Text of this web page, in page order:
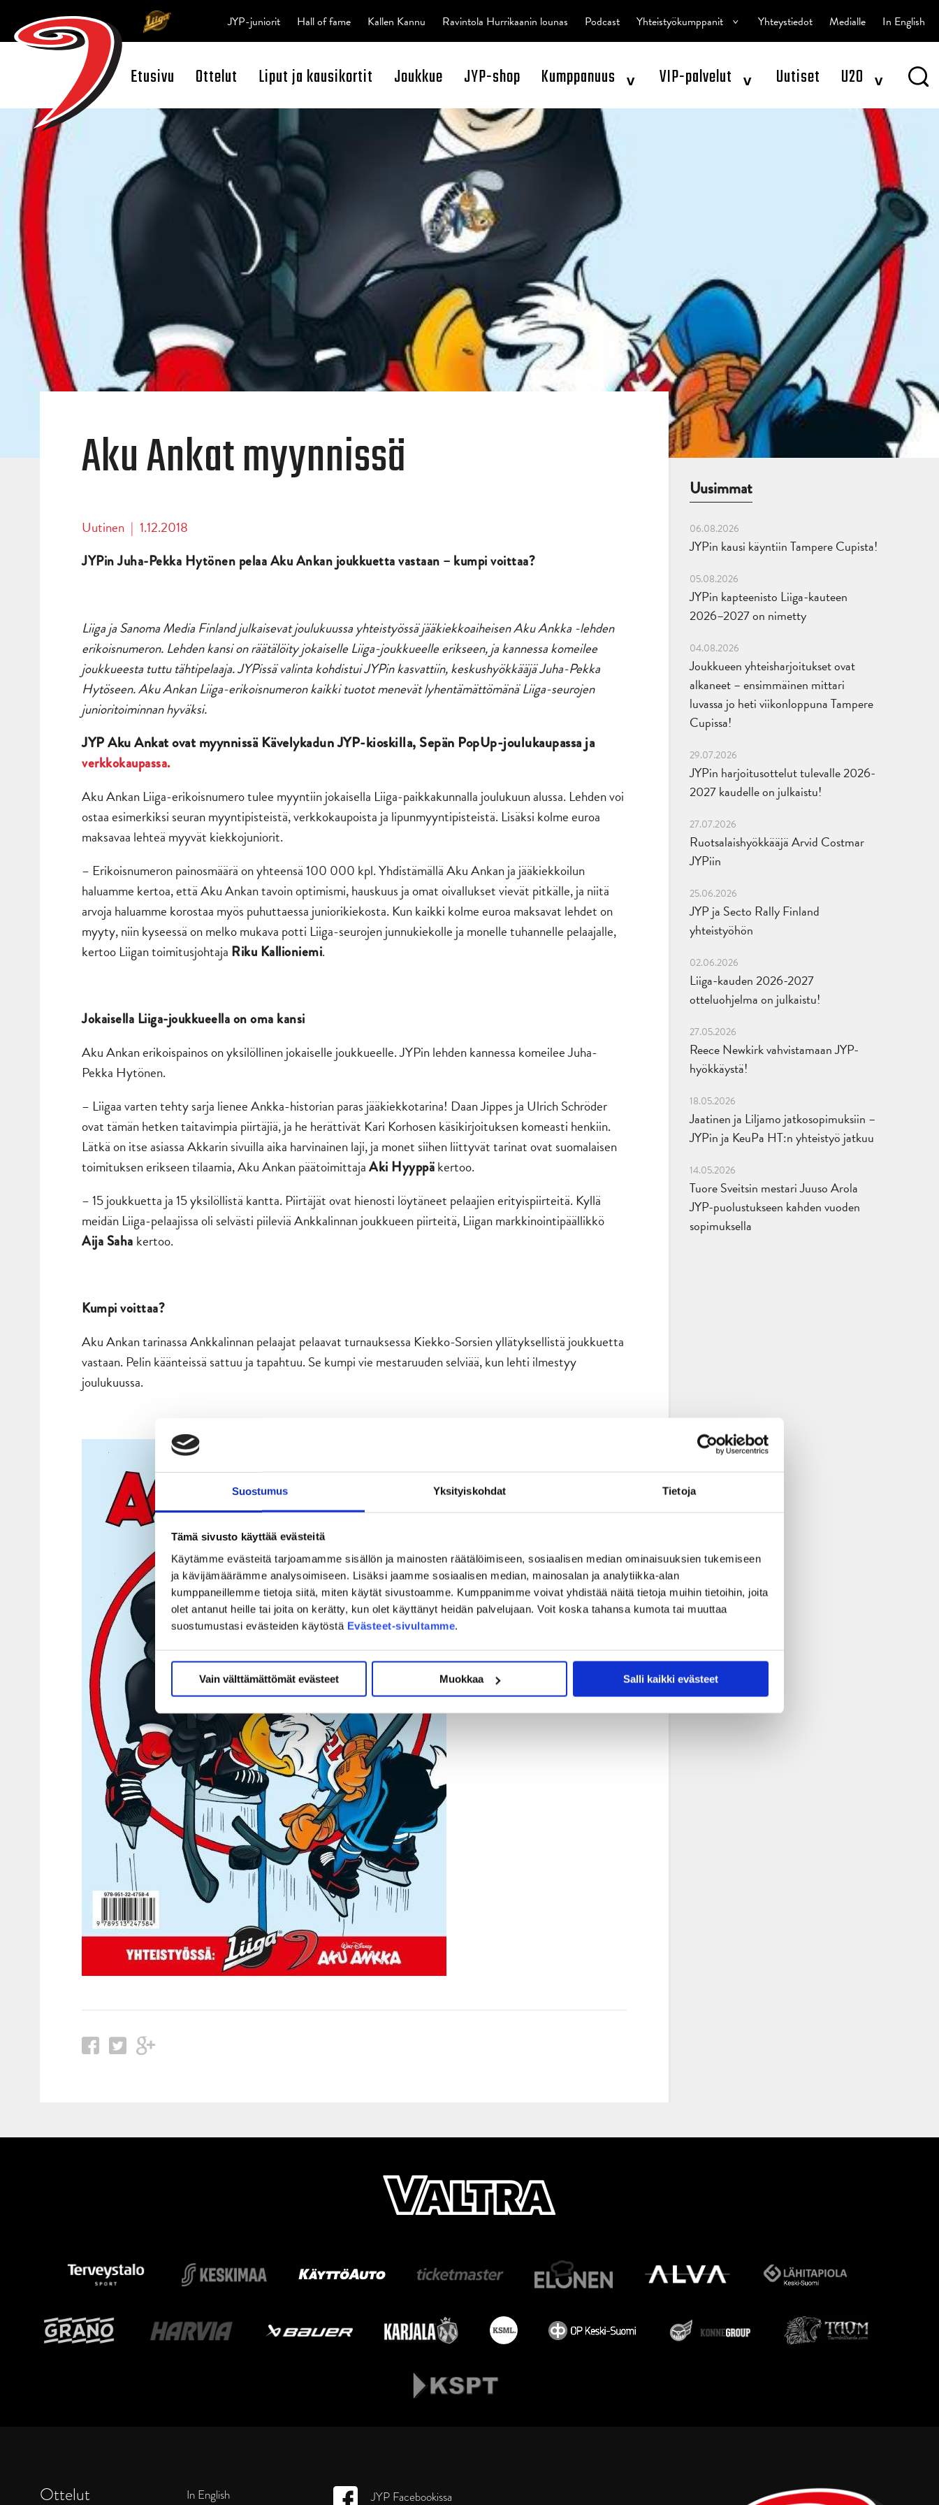
Suostumus Yksityiskohdat Tietoja
Tämä sivusto käyttää evästeitä
Käytämme evästeitä tarjoamamme sisällön ja mainosten räätälöimiseen, sosiaalisen median ominaisuuksien tukemiseen
ja kävijämäärämme analysoimiseen. Lisäksi jaamme sosiaalisen median, mainosalan ja analytiikka-alan
kumppaneillemme tietoja siitä, miten käytät sivustoamme. Kumppanimme voivat yhdistää näitä tietoja muihin tietoihin, joita
olet antanut heille tai joita on kerätty, kun olet käyttänyt heidän palvelujaan. Voit koska tahansa kumota tai muuttaa
suostumustasi evästeiden käytöstä Evästeet-sivultamme.
Vain välttämättömät evästeet Muokkaa Salli kaikki evästeet
Open Search
Etusivu Ottelut Liput ja kausikortit Joukkue JYP-shop Kumppanuus ^ VIP-palvelut ^ Uutiset U20 ^
JYP-juniorit Hall of fame Kallen Kannu Ravintola Hurrikaanin lounas Podcast Yhteistyökumppanit ^ Yhteystiedot Medialle In English
Aku Ankat myynnissä
Uutinen | 1.12.2018
JYPin Juha-Pekka Hytönen pelaa Aku Ankan joukkuetta vastaan – kumpi voittaa?
Liiga ja Sanoma Media Finland julkaisevat joulukuussa yhteistyössä jääkiekkoaiheisen Aku Ankka -lehden
erikoisnumeron. Lehden kansi on räätälöity jokaiselle Liiga-joukkueelle erikseen, ja kannessa komeilee
joukkueesta tuttu tähtipelaaja. JYPissä valinta kohdistui JYPin kasvattiin, keskushyökkääjä Juha-Pekka
Hytöseen. Aku Ankan Liiga-erikoisnumeron kaikki tuotot menevät lyhentämättömänä Liiga-seurojen
junioritoiminnan hyväksi.
JYP Aku Ankat ovat myynnissä Kävelykadun JYP-kioskilla, Sepän PopUp-joulukaupassa ja
verkkokaupassa.
Aku Ankan Liiga-erikoisnumero tulee myyntiin jokaisella Liiga-paikkakunnalla joulukuun alussa. Lehden voi
ostaa esimerkiksi seuran myyntipisteistä, verkkokaupoista ja lipunmyyntipisteistä. Lisäksi kolme euroa
maksavaa lehteä myyvät kiekkojuniorit.
– Erikoisnumeron painosmäärä on yhteensä 100 000 kpl. Yhdistämällä Aku Ankan ja jääkiekkoilun
haluamme kertoa, että Aku Ankan tavoin optimismi, hauskuus ja omat oivallukset vievät pitkälle, ja niitä
arvoja haluamme korostaa myös puhuttaessa juniorikiekosta. Kun kaikki kolme euroa maksavat lehdet on
myyty, niin kyseessä on melko mukava potti Liiga-seurojen junnukiekolle ja monelle tuhannelle pelaajalle,
kertoo Liigan toimitusjohtaja Riku Kallioniemi.
Jokaisella Liiga-joukkueella on oma kansi
Aku Ankan erikoispainos on yksilöllinen jokaiselle joukkueelle. JYPin lehden kannessa komeilee Juha-
Pekka Hytönen.
– Liigaa varten tehty sarja lienee Ankka-historian paras jääkiekkotarina! Daan Jippes ja Ulrich Schröder
ovat tämän hetken taitavimpia piirtäjiä, ja he herättivät Kari Korhosen käsikirjoituksen komeasti henkiin.
Lätkä on itse asiassa Akkarin sivuilla aika harvinainen laji, ja monet siihen liittyvät tarinat ovat suomalaisen
toimituksen erikseen tilaamia, Aku Ankan päätoimittajaAki Hyyppäkertoo.
– 15 joukkuetta ja 15 yksilöllistä kantta. Piirtäjät ovat hienosti löytäneet pelaajien erityispiirteitä. Kyllä
meidän Liiga-pelaajissa oli selvästi piileviä Ankkalinnan joukkueen piirteitä, Liigan markkinointipäällikkö
Aija Saha kertoo.
Kumpi voittaa?
Aku Ankan tarinassa Ankkalinnan pelaajat pelaavat turnauksessa Kiekko-Sorsien yllätyksellistä joukkuetta
vastaan. Pelin käänteissä sattuu ja tapahtuu. Se kumpi vie mestaruuden selviää, kun lehti ilmestyy
joulukuussa.
Uusimmat
06.08.2026
JYPin kausi käyntiin Tampere Cupista!
05.08.2026
JYPin kapteenisto Liiga-kauteen
2026–2027 on nimetty
04.08.2026
Joukkueen yhteisharjoitukset ovat
alkaneet – ensimmäinen mittari
luvassa jo heti viikonloppuna Tampere
Cupissa!
29.07.2026
JYPin harjoitusottelut tulevalle 2026-
2027 kaudelle on julkaistu!
27.07.2026
Ruotsalaishyökkääjä Arvid Costmar
JYPiin
25.06.2026
JYP ja Secto Rally Finland
yhteistyöhön
02.06.2026
Liiga-kauden 2026-2027
otteluohjelma on julkaistu!
27.05.2026
Reece Newkirk vahvistamaan JYP-
hyökkäystä!
18.05.2026
Jaatinen ja Liljamo jatkosopimuksiin –
JYPin ja KeuPa HT:n yhteistyö jatkuu
14.05.2026
Tuore Sveitsin mestari Juuso Arola
JYP-puolustukseen kahden vuoden
sopimuksella
Ottelut In English JYP Facebookissa